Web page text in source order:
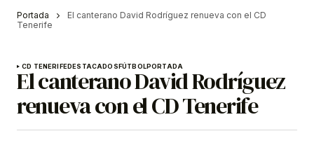
Portada
El canterano David Rodríguez renueva con el CD
Tenerife
CD TENERIFEDESTACADOSFÚTBOLPORTADA
El canterano David Rodríguez
renueva con el CD Tenerife